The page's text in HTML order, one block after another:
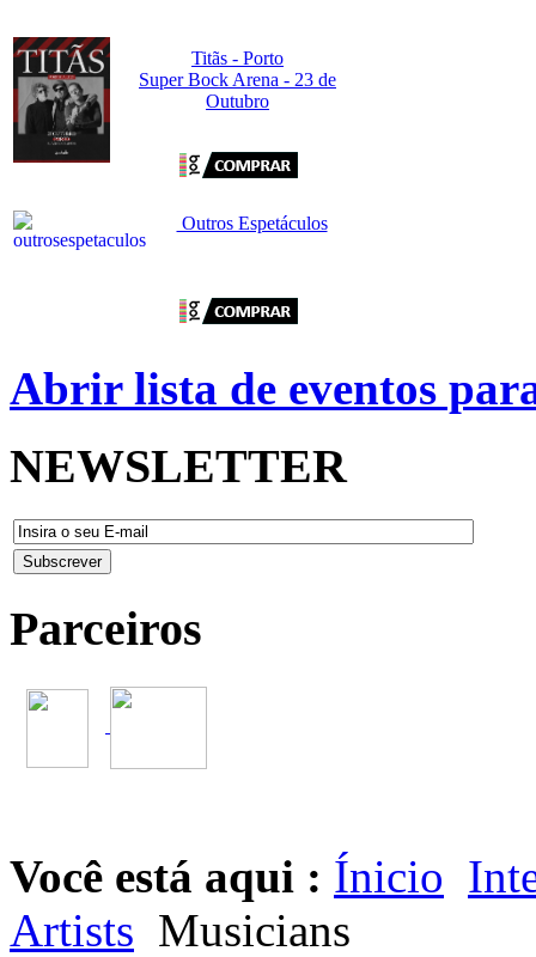
Titãs - Porto
Super Bock Arena - 23 de
Outubro
Outros Espetáculos
Abrir lista de eventos
NEWSLETTER
Parceiros
Você está aqui : Ínicio
Artists Musicians